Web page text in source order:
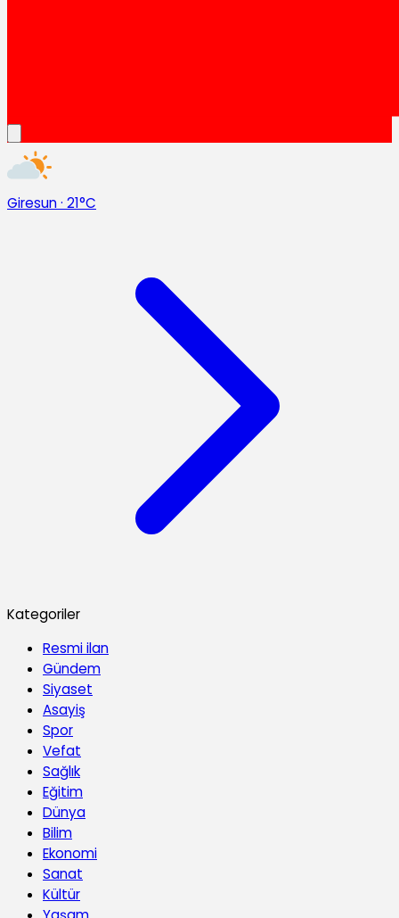
Giresun· 21°C
Kategoriler
Resmi ilan
Gündem
Siyaset
Asayiş
Spor
Vefat
Sağlık
Eğitim
Dünya
Bilim
Ekonomi
Sanat
Kültür